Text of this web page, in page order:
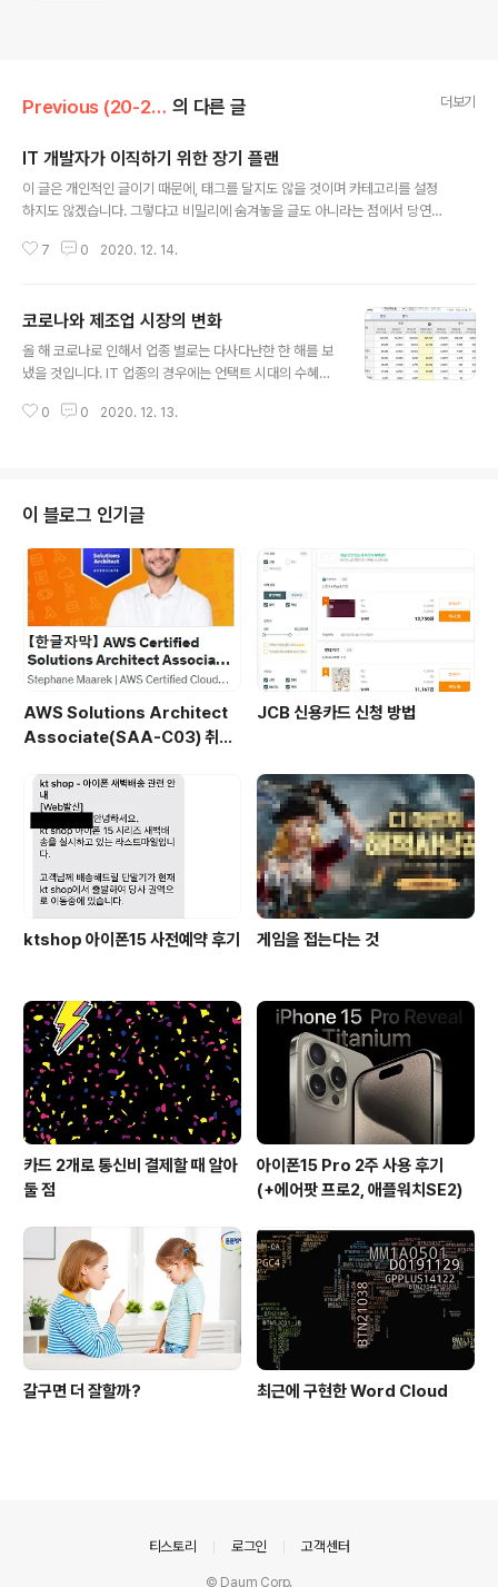
Previous (20-22)/IT 의 다른 글 더보기
IT 개발자가 이직하기 위한 장기 플랜
이 글은 개인적인 글이기 때문에, 태그를 달지도 않을 것이며 카테고리를 설정
하지도 않겠습니다. 그렇다고 비밀리에 숨겨놓을 글도 아니라는 점에서 당연히
견기업에서 중소기업으로 가게 되었습니다. 급여는 당연히 의미있는 인상이 이
이렇게 생각할 것입니다. 지금 다니는 곳도 괜찮을텐데 다른데서 혹 해서 넘어
갔나? 당사자야 충분히 생각했겠지만 너무 갑작스러운 것 아닌가? 물론 그렇게
생각할 수 있습니다. 왜냐. 제 평소의 이런 생각을 여기저기 말해야 할 이유가 전
7 0 2020. 12. 14.
코로나와 제조업 시장의 변화
올 해 코로나로 인해서 업종 별로는 다사다난한 한 해를 보
냈을 것입니다. IT 업종의 경우에는 언택트 시대의 수혜로
을 것입니다. 배달, 쇼핑몰 업체의 경우에도 역시 위와 동일
라 다르지만, 대체적으로 큰 피해를 입었다고 보는 것이 맞
습니다. 하지만 대기업은 전체적으로 상황이 좋아졌다고
보는 것이 맞겠습니다. 왜 그럴까요? 일단 IT 업종, 배달,
쇼핑몰 업체는 부연설명 필요없습니다. 생략합니다. 판매,
유통, 여행서비스 역시 부연설명 별도로 필요 없을 것 같습
니다. 생략할게요. 남는게 ..
0 0 2020. 12. 13.
이 블로그 인기글
AWS Solutions Architect
Associate(SAA-C03) 취득
JCB 신용카드 신청 방법
ktshop 아이폰15 사전예약 후기 게임을 접는다는 것
카드 2개로 통신비 결제할 때 알아
둘 점
아이폰15 Pro 2주 사용 후기
(+에어팟 프로2, 애플워치SE2)
갈구면 더 잘할까? 최근에 구현한 Word Cloud
티스토리 로그인 고객센터
© Daum Corp.